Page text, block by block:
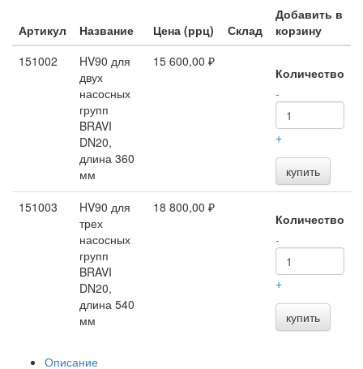
Артикул Название Цена (ррц) Склад
Добавить в
корзину
151002
HV90 для
двух
насосных
групп
BRAVI
DN20,
длина 360
мм
15 600,00 ₽
Количество
-
+
купить
151003
HV90 для
трех
насосных
групп
BRAVI
DN20,
длина 540
мм
18 800,00 ₽
Количество
-
+
купить
Описание